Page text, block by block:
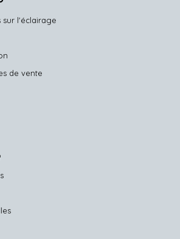
sur l'éclairage
de vente